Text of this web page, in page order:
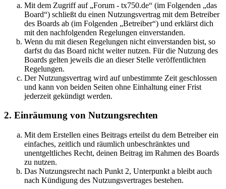
Mit dem Zugriff auf „Forum - tx750.de“ (im Folgenden „das
Board“) schließt du einen Nutzungsvertrag mit dem Betreiber
des Boards ab (im Folgenden „Betreiber“) und erklärst dich
mit den nachfolgenden Regelungen einverstanden.
Wenn du mit diesen Regelungen nicht einverstanden bist, so
darfst du das Board nicht weiter nutzen. Für die Nutzung des
Boards gelten jeweils die an dieser Stelle veröffentlichten
Regelungen.
Der Nutzungsvertrag wird auf unbestimmte Zeit geschlossen
und kann von beiden Seiten ohne Einhaltung einer Frist
jederzeit gekündigt werden.
2. Einräumung von Nutzungsrechten
Mit dem Erstellen eines Beitrags erteilst du dem Betreiber ein
einfaches, zeitlich und räumlich unbeschränktes und
unentgeltliches Recht, deinen Beitrag im Rahmen des Boards
zu nutzen.
Das Nutzungsrecht nach Punkt 2, Unterpunkt a bleibt auch
nach Kündigung des Nutzungsvertrages bestehen.